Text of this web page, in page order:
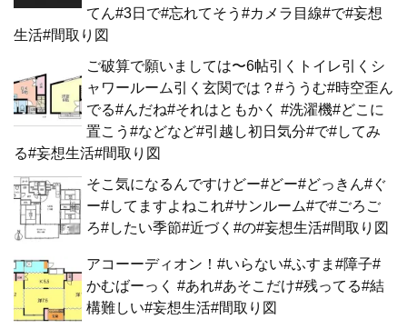
てん#3日で#忘れてそう#カメラ目線#で#妄想
生活#間取り図
ご破算で願いましては〜6帖引くトイレ引くシ
ャワールーム引く玄関では？#ううむ#時空歪ん
でる#んだね#それはともかく #洗濯機#どこに
置こう#などなど#引越し初日気分#で#してみ
る#妄想生活#間取り図
そこ気になるんですけどー#どー#どっきん#ぐ
ー#してますよねこれ#サンルーム#で#ごろご
ろ#したい季節#近づく#の#妄想生活#間取り図
アコーーディオン！#いらない#ふすま#障子#
かむばーっく #あれ#あそこだけ#残ってる#結
構難しい#妄想生活#間取り図